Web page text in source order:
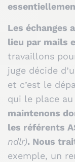
Les échanges
lieu par mails
travaillons
juge décide
et c’est le
qui le place
maintenons
les référents
ndlr). Nous
exemple, un